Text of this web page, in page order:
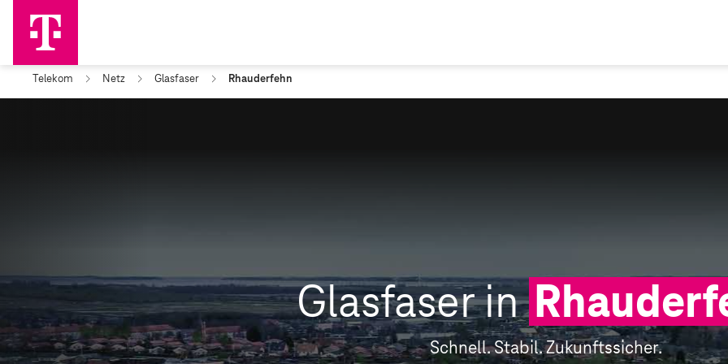
Telekom Netz Glasfaser Rhauderfehn
Glasfaser in
Schnell. Stabil. Zukunftssicher.